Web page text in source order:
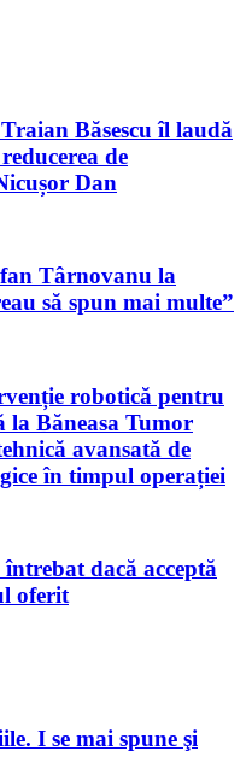
Băsescu îl laudă
de
Dan
Târnovanu la
să spun mai multe”
robotică pentru
la Băneasa Tumor
avansată de
în timpul operației
dacă acceptă
oferit
I se mai spune şi